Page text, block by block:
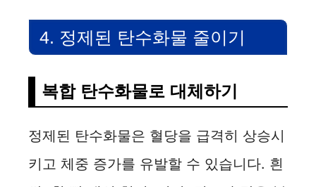
4. 정제된 탄수화물 줄이기
복합 탄수화물로 대체하기
정제된 탄수화물은 혈당을 급격히 상승시
키고 체중 증가를 유발할 수 있습니다. 흰